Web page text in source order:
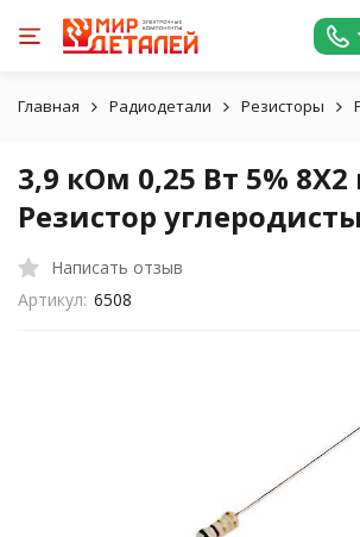
Главная Радиодетали Резисторы
3,9 кОм 0,25 Вт 5%
Резистор
Написать отзыв
Артикул: 6508